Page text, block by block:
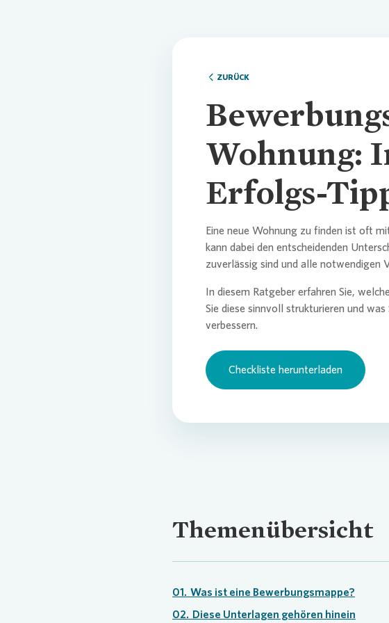
ZURÜCK
Wohnung:
Erfolgs-
Eine neue Wohnung zu finden ist oft
kann dabei den entscheidenden
zuverlässig sind und alle notwendigen
In diesem Ratgeber erfahren Sie,
Sie diese sinnvoll strukturieren und
verbessern.
Checkliste herunterladen
Themenübersicht
01. Was ist eine Bewerbungsmappe?
02. Diese Unterlagen gehören hinein